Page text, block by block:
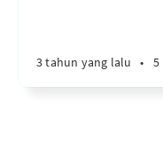
3 tahun yang lalu • 5